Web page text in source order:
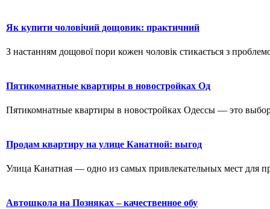
Як купити чоловічий дощовик: практичний
З настанням дощової пори кожен чоловік стикається з
Пятикомнатные квартиры в новостройках Од
Пятикомнатные квартиры в новостройках Одессы — это
Продам квартиру на улице Канатной: выгод
Улица Канатная — одно из самых привлекательных мест для
Автошкола на Позняках – качественное обу